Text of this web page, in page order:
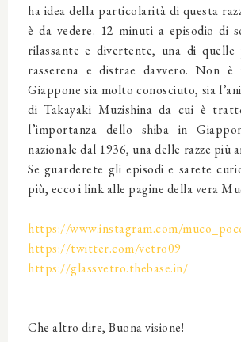
ha idea della particolarità di questa
è da vedere. 12 minuti a episodio di
rilassante e divertente, una di quelle
rasserena e distrae davvero. Non
Giappone sia molto conosciuto, sia
di Takayaki Muzishina da cui è
l’importanza dello shiba in
nazionale dal 1936, una delle razze più
Se guarderete gli episodi e sarete
più, ecco i link alle pagine della vera
https://www.instagram.com/
https://twitter.com/vetro09
https://glassvetro.thebase.in/
Che altro dire, Buona visione!